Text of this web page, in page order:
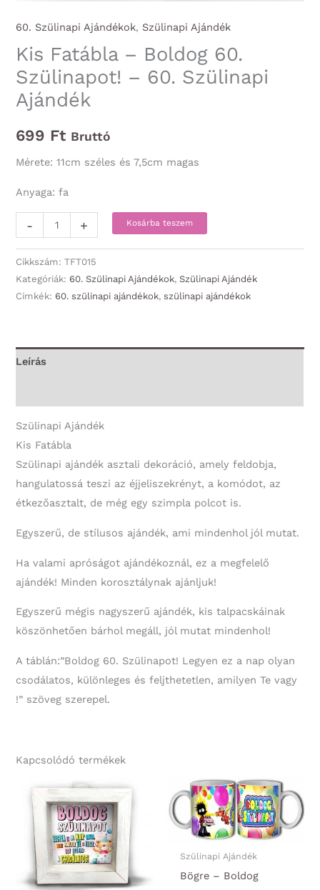
60. Szülinapi Ajándékok, Szülinapi Ajándék
Kis Fatábla – Boldog 60.
Szülinapot! – 60. Szülinapi
Ajándék
699 Ft Bruttó
Mérete: 11cm széles és 7,5cm magas
Anyaga: fa
-
Fatábla
-
Boldog
60.
60.
+ Kosárba teszem
Cikkszám:TFT015
Kategóriák: 60. Szülinapi Ajándékok,Szülinapi Ajándék
Címkék: 60. szülinapi ajándékok,szülinapi ajándékok
Leírás
Szülinapi Ajándék
Kis Fatábla
Szülinapi ajándék asztali dekoráció, amely feldobja,
hangulatossá teszi az éjjeliszekrényt, a komódot, az
étkezőasztalt, de még egy szimpla polcot is.
Egyszerű, de stílusos ajándék, ami mindenhol jól mutat.
Ha valami apróságot ajándékoznál, ez a megfelelő
ajándék! Minden korosztálynak ajánljuk!
Egyszerű mégis nagyszerű ajándék, kis talpacskáinak
köszönhetően bárhol megáll, jól mutat mindenhol!
A táblán:”Boldog 60. Szülinapot! Legyen ez a nap olyan
csodálatos, különleges és feljthetetlen, amilyen Te vagy
!” szöveg szerepel.
Kapcsolódó termékek
Szülinapi Ajándék
Bögre – Boldog